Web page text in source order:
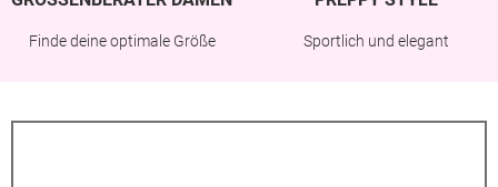
Finde deine optimale Größe Sportlich und elegant